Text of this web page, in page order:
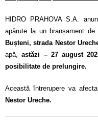
HIDRO PRAHOVA S.A.
apărute la un branșament
Bușteni, strada Nestor
apă,astăzi – 27 august
posibilitate de prelungire.
Această întrerupere va
Nestor Ureche.